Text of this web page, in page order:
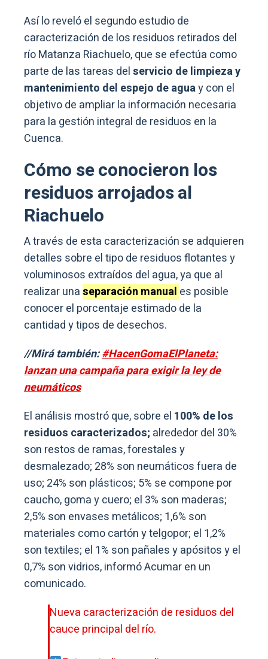
Así lo reveló el segundo estudio de
caracterización de los residuos retirados del
río Matanza Riachuelo, que se efectúa como
parte de las tareas delservicio de limpieza y
mantenimiento del espejo de aguay con el
objetivo de ampliar la información necesaria
para la gestión integral de residuos en la
Cuenca.
Cómo se conocieron los
residuos arrojados al
Riachuelo
A través de esta caracterización se adquieren
detalles sobre el tipo de residuos flotantes y
voluminosos extraídos del agua, ya que al
realizar unaseparación manual es posible
conocer el porcentaje estimado de la
cantidad y tipos de desechos.
//Mirá también:#HacenGomaElPlaneta:
lanzan una campaña para exigir la ley de
neumáticos
El análisis mostró que, sobre el 100% de los
residuos caracterizados; alrededor del 30%
son restos de ramas, forestales y
desmalezado; 28% son neumáticos fuera de
uso; 24% son plásticos; 5% se compone por
caucho, goma y cuero; el 3% son maderas;
2,5% son envases metálicos; 1,6% son
materiales como cartón y telgopor; el 1,2%
son textiles; el 1% son pañales y apósitos y el
0,7% son vidrios, informó Acumar en un
comunicado.
Nueva caracterización de residuos del
cauce principal del río.